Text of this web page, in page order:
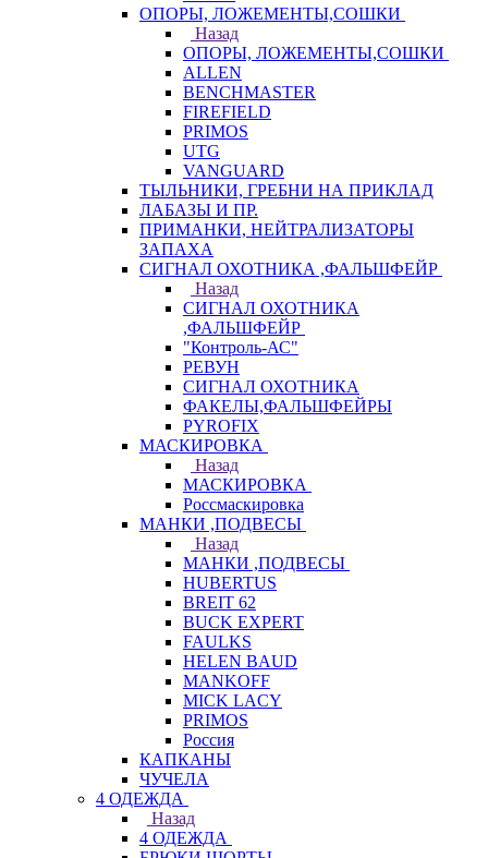
ОПОРЫ, ЛОЖЕМЕНТЫ,СОШКИ
Назад
ОПОРЫ, ЛОЖЕМЕНТЫ,СОШКИ
ALLEN
BENCHMASTER
FIREFIELD
PRIMOS
UTG
VANGUARD
ТЫЛЬНИКИ, ГРЕБНИ НА ПРИКЛАД
ЛАБАЗЫ И ПР.
ПРИМАНКИ, НЕЙТРАЛИЗАТОРЫ
ЗАПАХА
СИГНАЛ ОХОТНИКА ,ФАЛЬШФЕЙР
Назад
СИГНАЛ ОХОТНИКА
,ФАЛЬШФЕЙР
"Контроль-АС"
РЕВУН
СИГНАЛ ОХОТНИКА
ФАКЕЛЫ,ФАЛЬШФЕЙРЫ
PYROFIX
МАСКИРОВКА
Назад
МАСКИРОВКА
Россмаскировка
МАНКИ ,ПОДВЕСЫ
Назад
МАНКИ ,ПОДВЕСЫ
HUBERTUS
BREIT 62
BUCK EXPERT
FAULKS
HELEN BAUD
MANKOFF
MICK LACY
PRIMOS
Россия
КАПКАНЫ
ЧУЧЕЛА
4 ОДЕЖДА
Назад
4 ОДЕЖДА